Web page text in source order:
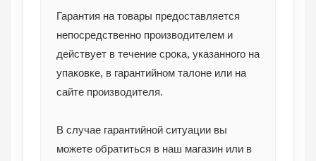
Гарантия на товары предоставляется
непосредственно производителем и
действует в течение срока, указанного на
упаковке, в гарантийном талоне или на
сайте производителя.
В случае гарантийной ситуации вы
можете обратиться в наш магазин или в